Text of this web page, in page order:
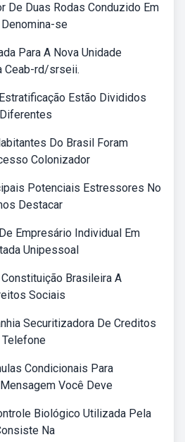
De Duas Rodas Conduzido Em
se
Para A Nova Unidade
Ceab-rd/srseii.
Estão Divididos
Do Brasil Foram
Colonizador
Potenciais Estressores No
Destacar
Empresário Individual Em
Unipessoal
Brasileira A
Sociais
Securitizadora De Creditos
Telefone
Condicionais Para
Você Deve
Biológico Utilizada Pela
Na